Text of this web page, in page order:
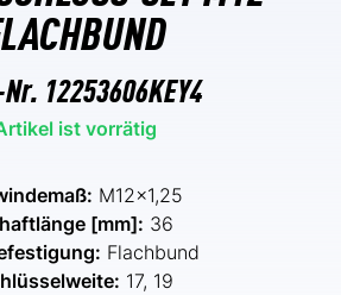
12253606KEY4
ist vorrätig
M12x1,25
[mm]: 36
Flachbund
17, 19